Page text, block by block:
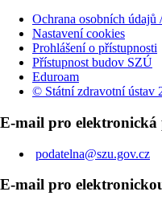
Ochrana osobních údajů
Nastavení cookies
Prohlášení o přístupnosti
Přístupnost budov SZÚ
Eduroam
© Státní zdravotní ústav
E-mail pro elektronická
podatelna@szu.gov.cz
E-mail pro